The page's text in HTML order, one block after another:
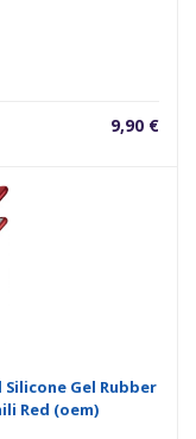
9,90 €
Silicone Gel Rubber
Red (oem)